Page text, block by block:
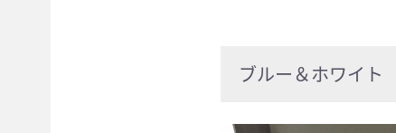
ブルー＆ホワイト